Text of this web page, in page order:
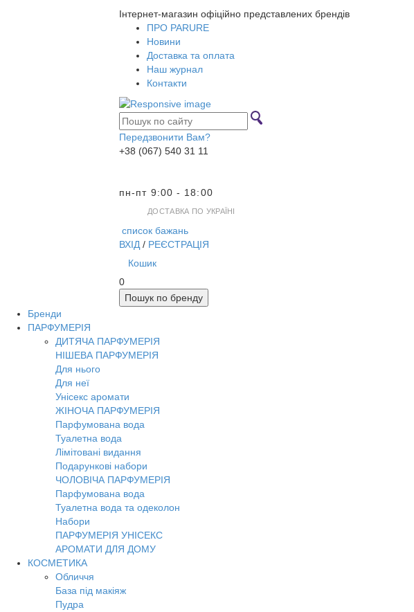
Інтернет-магазин офіційно представлених брендів
ПРО PARURE
Новини
Доставка та оплата
Наш журнал
Контакти
Передзвонити Вам?
+38 (067) 540 31 11
пн-пт 9:00 - 18:00
ДОСТАВКА ПО УКРАЇНІ
список бажань
ВХІД / РЕЄСТРАЦІЯ
Кошик
0
Пошук по бренду
Бренди
ПАРФУМЕРІЯ
ДИТЯЧА ПАРФУМЕРІЯ
НІШЕВА ПАРФУМЕРІЯ
Для нього
Для неї
Унісекс аромати
ЖІНОЧА ПАРФУМЕРІЯ
Парфумована вода
Туалетна вода
Лімітовані видання
Подарункові набори
ЧОЛОВІЧА ПАРФУМЕРІЯ
Парфумована вода
Туалетна вода та одеколон
Набори
ПАРФУМЕРІЯ УНІСЕКС
АРОМАТИ ДЛЯ ДОМУ
КОСМЕТИКА
Обличчя
База під макіяж
Пудра